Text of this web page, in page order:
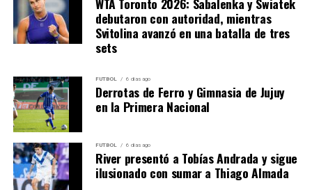
entre ese parcial y el comienzo del tercero.
debutaron con autoridad, mientras
Svitolina avanzó en una batalla de tres
sets
FUTBOL 6 días ago
Derrotas de Ferro y Gimnasia de Jujuy
en la Primera Nacional
FUTBOL 6 días ago
River presentó a Tobías Andrada y sigue
ilusionado con sumar a Thiago Almada